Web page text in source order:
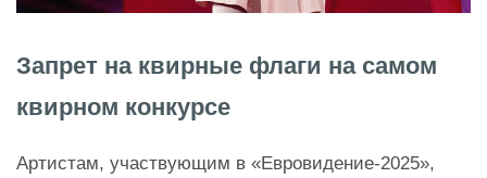
Запрет на квирные флаги на самом
квирном конкурсе
Артистам, участвующим в «Евровидение-2025»,